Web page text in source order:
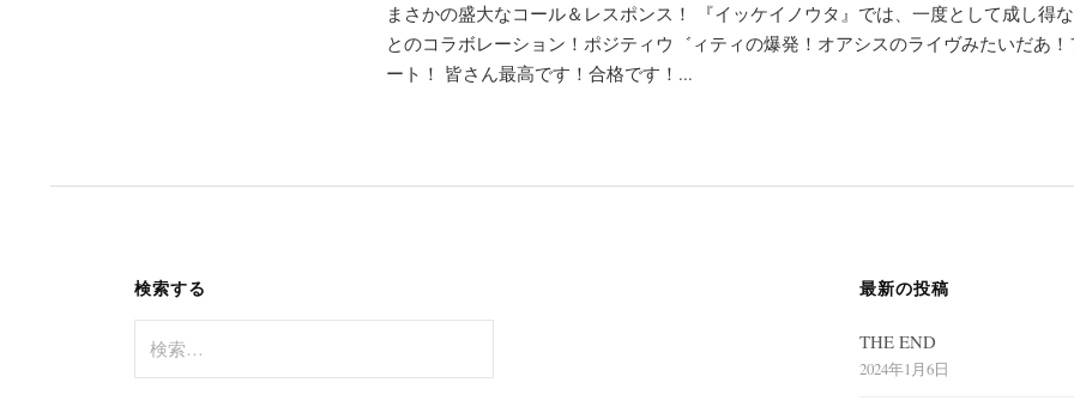
まさかの盛大なコール＆レスポンス！ 『イッケイノウタ』では、一度として成し得
とのコラボレーション！ポジティウ゛ィティの爆発！オアシスのライヴみたいだあ
ート！ 皆さん最高です！合格です！...
検索する
索
最新の投稿
THE END
2024年1月6日